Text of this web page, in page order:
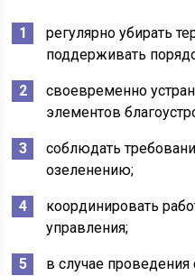
регулярно убирать
поддерживать
своевременно
элементов
соблюдать
озеленению;
координировать
управления;
в случае